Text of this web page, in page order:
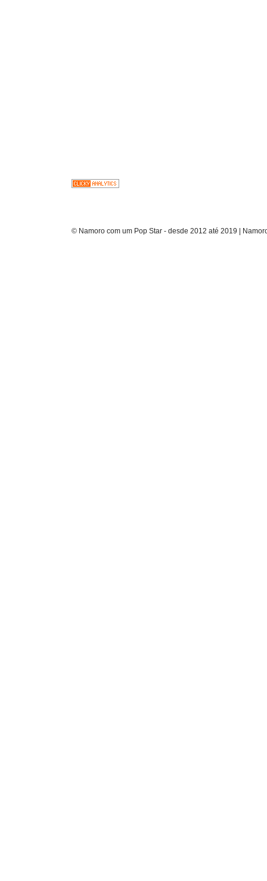
© Namoro com um Pop Star - desde 2012 até 2019 |